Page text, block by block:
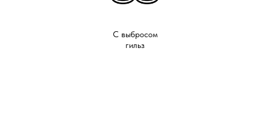
С выбросом
гильз